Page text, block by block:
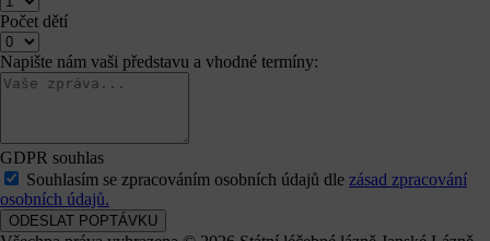
Počet dětí
Napište nám vaši představu a vhodné termíny:
GDPR souhlas
Souhlasím se zpracováním osobních údajů dle zásad zpracování
osobních údajů.
ODESLAT POPTÁVKU